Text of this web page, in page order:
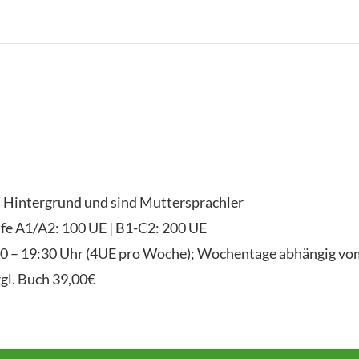
Hintergrund und sind Muttersprachler
A1/A2: 100 UE | B1-C2: 200 UE
19:30 Uhr (4UE pro Woche); Wochentage abhängig
Buch 39,00€